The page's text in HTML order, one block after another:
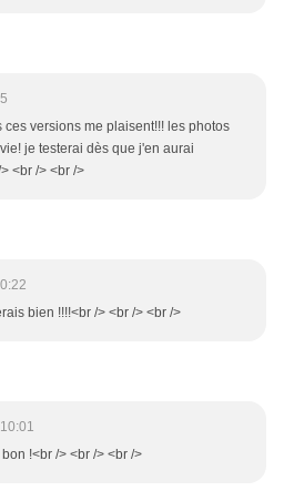
ces versions me plaisent!!! les photos
je testerai dès que j'en aurai
<br /> <br />
bien !!!!<br /> <br /> <br />
!<br /> <br /> <br />